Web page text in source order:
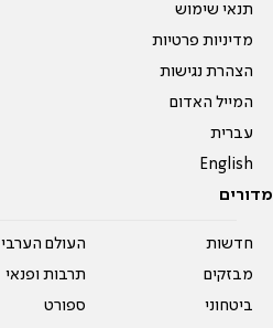
תנאי שימוש
מדיניות פרטיות
הצהרת נגישות
המייל האדום
עברית
English
מדורים
חדשות
מבזקים
ביטחוני
העולם הערבי
תרבות ופנאי
ספורט